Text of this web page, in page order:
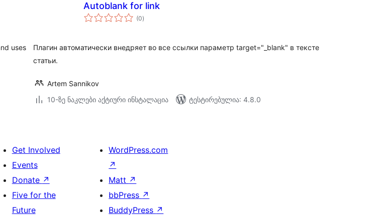
uses
Autoblank for link
(0საერთო
რეიტინგი
)
Плагин автоматически внедряет во все ссылки параметр target="_blank" в тексте
статьи.
Artem Sannikov
10-ზე ნაკლები აქტიური ინსტალაცია
ტესტირებულია: 4.8.0
Get Involved
Events
Donate ↗
Five for the
Future
WordPress.com
↗
Matt ↗
bbPress ↗
BuddyPress ↗